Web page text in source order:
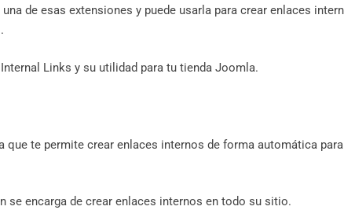
de esas extensiones y puede usarla para crear enlaces
Links y su utilidad para tu tienda Joomla.
que te permite crear enlaces internos de forma automática para
se encarga de crear enlaces internos en todo su sitio.